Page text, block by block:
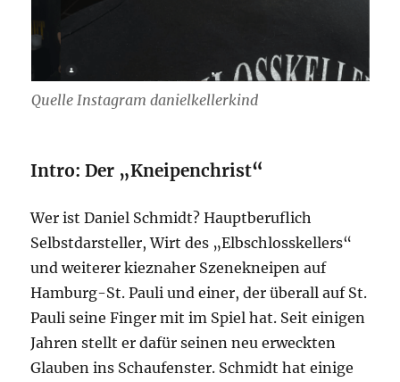
Quelle Instagram danielkellerkind
Intro: Der „Kneipenchrist“
Wer ist Daniel Schmidt? Hauptberuflich
Selbstdarsteller, Wirt des „Elbschlosskellers“
und weiterer kieznaher Szenekneipen auf
Hamburg-St. Pauli und einer, der überall auf St.
Pauli seine Finger mit im Spiel hat. Seit einigen
Jahren stellt er dafür seinen neu erweckten
Glauben ins Schaufenster. Schmidt hat einige